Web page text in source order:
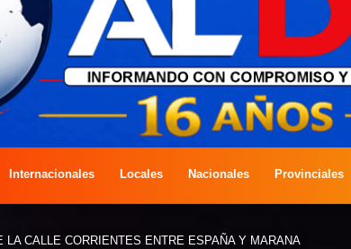
Internacionales Locales Nacionales Provinciales
LA CALLE CORRIENTES ENTRE ESPAÑA Y MARANA